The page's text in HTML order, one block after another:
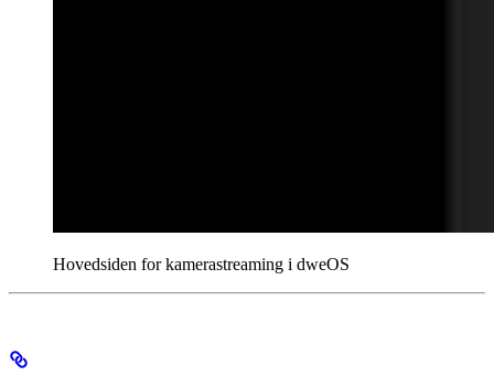
Hovedsiden for kamerastreaming i dweOS